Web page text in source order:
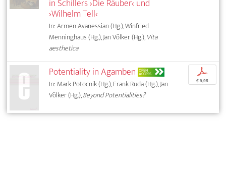
in Schillers ›Die Räuber‹ und
›Wilhelm Tell‹
In: Armen Avanessian (Hg.), Winfried
Menninghaus (Hg.), Jan Völker (Hg.),Vita
aesthetica
Potentiality in Agamben OPEN
ACCESS
In: Mark Potocnik (Hg.), Frank Ruda (Hg.), Jan
Völker (Hg.),Beyond Potentialities?
p
€ 9,95